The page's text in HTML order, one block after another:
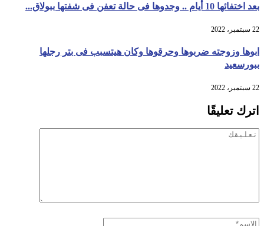
بعد اختفائها 10 أيام .. وجدوها فى حالة تعفن فى شفتها ببولاق...
22 سبتمبر، 2022
ابوها وزوجته ضربوها وحرقوها وكان هيتسبب فى بتر رجلها
ببورسعيد
22 سبتمبر، 2022
اترك تعليقًا